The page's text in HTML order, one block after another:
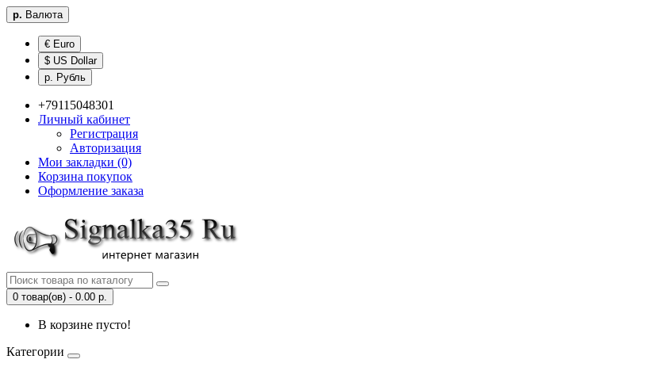
р. Валюта
€ Euro
$ US Dollar
р. Рубль
+79115048301
Личный кабинет
Регистрация
Авторизация
Мои закладки (0)
Корзина покупок
Оформление заказа
0 товар(ов) - 0.00 р.
В корзине пусто!
Категории